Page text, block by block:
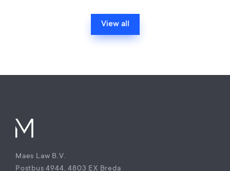
View all
Maes Law B.V.
Postbus 4944, 4803 EX Breda